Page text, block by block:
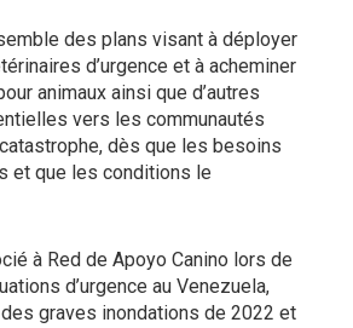
des plans visant à déployer
d’urgence et à acheminer
animaux ainsi que d’autres
vers les communautés
dès que les besoins
et que les conditions le
à Red de Apoyo Canino lors de
d’urgence au Venezuela,
graves inondations de 2022 et